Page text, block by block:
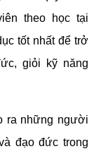
theo học tại
tốt nhất để trở
giỏi kỹ năng
ra những người
đạo đức trong